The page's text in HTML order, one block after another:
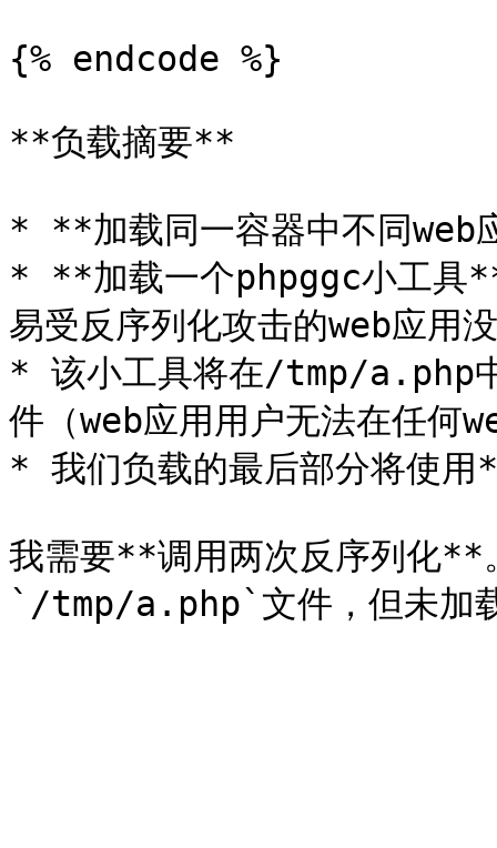
{% endcode %}
**负载摘要**
* **加载同一容器中不同web
* **加载一个phpggc小工具
易受反序列化攻击的web应用
* 该小工具将在/tmp/a.php中
件（web应用用户无法在任何
* 我们负载的最后部分将使
我需要**调用两次反序列化**